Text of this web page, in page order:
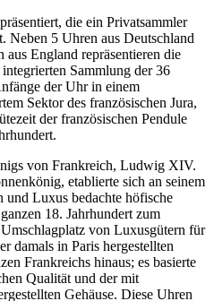
die ein Privatsammler
Neben 5 Uhren aus Deutschland
England repräsentieren die
Sammlung der 36
der Uhr in einem
Sektor des französischen Jura,
der französischen Pendule
von Frankreich, Ludwig XIV.
etablierte sich an seinem
und Luxus bedachte höfische
18. Jahrhundert zum
von Luxusgütern für
damals in Paris hergestellten
Frankreichs hinaus; es basierte
Qualität und der mit
Gehäuse. Diese Uhren